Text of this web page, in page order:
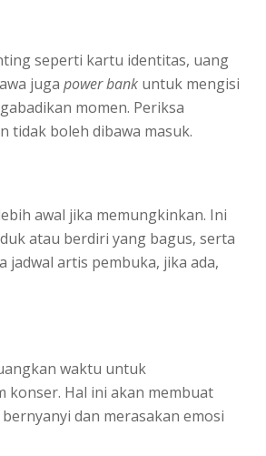
seperti kartu identitas, uang
juga power bank untuk mengisi
momen. Periksa
tidak boleh dibawa masuk.
awal jika memungkinkan. Ini
atau berdiri yang bagus, serta
artis pembuka, jika ada,
waktu untuk
konser. Hal ini akan membuat
dan merasakan emosi